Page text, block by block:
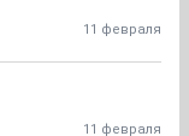
11 февраля
11 февраля